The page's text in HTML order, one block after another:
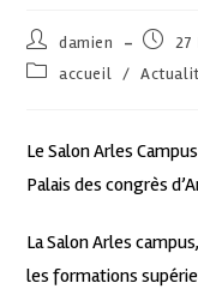
damien
27
accueil /
Le Salon Arles
Palais des congrès
La Salon Arles
les formations